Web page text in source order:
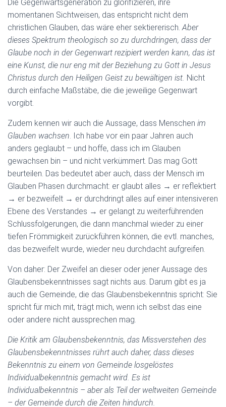
Die Gegenwartsgeneration zu glorifizieren, ihre
momentanen Sichtweisen, das entspricht nicht dem
christlichen Glauben, das wäre eher sektiererisch.Aber
dieses Spektrum theologisch so zu durchdringen, dass der
Glaube noch in der Gegenwart rezipiert werden kann, das ist
eine Kunst, die nur eng mit der Beziehung zu Gott in Jesus
Christus durch den Heiligen Geist zu bewältigen ist. Nicht
durch einfache Maßstäbe, die die jeweilige Gegenwart
vorgibt.
Zudem kennen wir auch die Aussage, dass Menschen im
Glauben wachsen. Ich habe vor ein paar Jahren auch
anders geglaubt – und hoffe, dass ich im Glauben
gewachsen bin – und nicht verkümmert. Das mag Gott
beurteilen. Das bedeutet aber auch, dass der Mensch im
Glauben Phasen durchmacht: er glaubt alles → er reflektiert
→ er bezweifelt → er durchdringt alles auf einer intensiveren
Ebene des Verstandes → er gelangt zu weiterführenden
Schlussfolgerungen, die dann manchmal wieder zu einer
tiefen Frömmigkeit zurückführen können, die evtl. manches,
das bezweifelt wurde, wieder neu durchdacht aufgreifen.
Von daher: Der Zweifel an dieser oder jener Aussage des
Glaubensbekenntnisses sagt nichts aus. Darum gibt es ja
auch die Gemeinde, die das Glaubensbekenntnis spricht: Sie
spricht für mich mit, trägt mich, wenn ich selbst das eine
oder andere nicht aussprechen mag.
Die Kritik am Glaubensbekenntnis, das Missverstehen des
Glaubensbekenntnisses rührt auch daher, dass dieses
Bekenntnis zu einem von Gemeinde losgelöstes
Individualbekenntnis gemacht wird. Es ist
Individualbekenntnis – aber als Teil der weltweiten Gemeinde
– der Gemeinde durch die Zeiten hindurch.